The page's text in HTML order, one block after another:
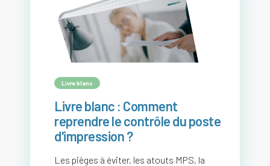
Livre blanc
Livre blanc : Comment
reprendre le contrôle du poste
d'impression ?
Les pièges à éviter, les atouts MPS, la